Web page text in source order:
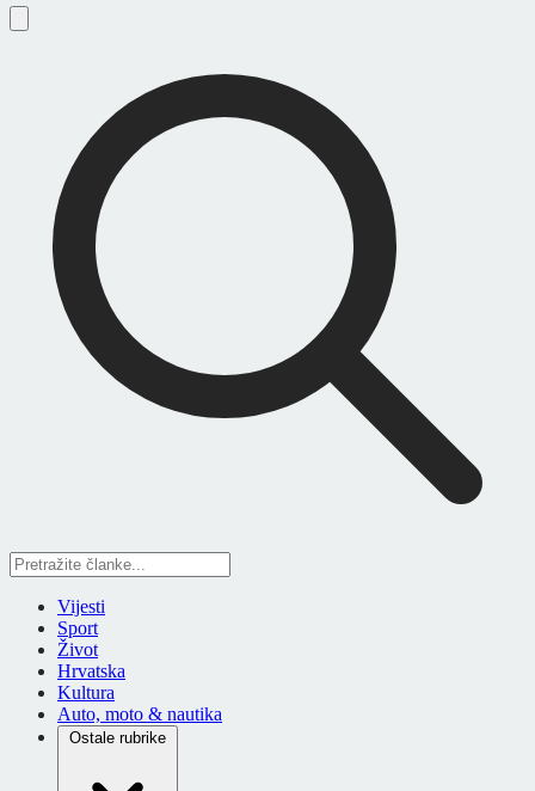
Vijesti
Sport
Život
Hrvatska
Kultura
Auto, moto & nautika
Ostale rubrike